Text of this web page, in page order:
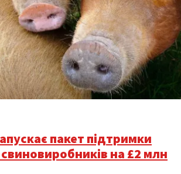
пакет підтримки
на £2 млн